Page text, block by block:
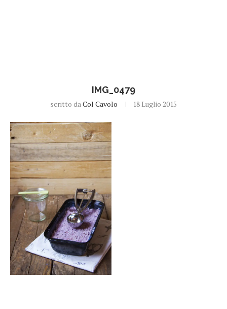
IMG_0479
scritto daCol Cavolo 18 Luglio 2015